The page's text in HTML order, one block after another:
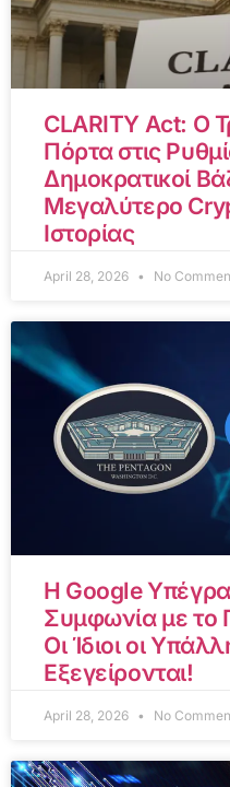
CLARITY Act: Ο
Πόρτα στις
Δημοκρατικοί
Μεγαλύτερο
Ιστορίας
April 28, 2026 No
Η Google
Συμφωνία με το
Οι Ίδιοι οι
Εξεγείρονται!
April 28, 2026 No